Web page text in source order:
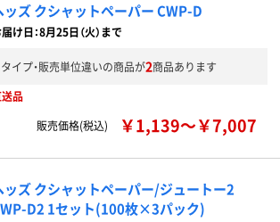
ッズ クシャットペーパー CWP-D
け日：8月25日（火）まで
タイプ・販売単位違いの商品が2商品あります
品
販売価格(税込)
￥1,139～￥7,007
ッズ クシャットペーパー/ジュートー2
D2 1セット(100枚×3パック)